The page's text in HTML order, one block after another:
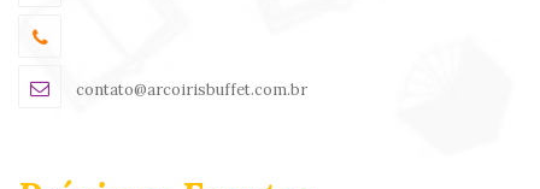
contato@arcoirisbuffet.com.br